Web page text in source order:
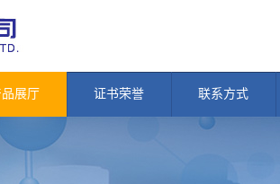
品展厅 证书荣誉 联系方式